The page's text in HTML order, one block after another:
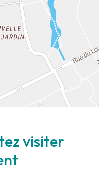
visiter